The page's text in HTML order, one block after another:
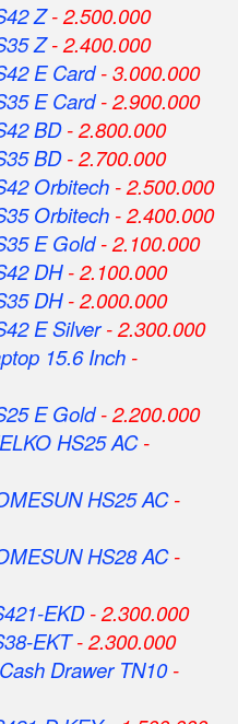
Z- 2.500.000
Z- 2.400.000
E Card- 3.000.000
E Card- 2.900.000
BD- 2.800.000
BD- 2.700.000
Orbitech - 2.500.000
Orbitech - 2.400.000
E Gold- 2.100.000
DH- 2.100.000
DH- 2.000.000
E Silver- 2.300.000
15.6 Inch -
E Gold- 2.200.000
HS25 AC-
HS25 AC-
HS28 AC-
EKD- 2.300.000
EKT- 2.300.000
Drawer TN10-